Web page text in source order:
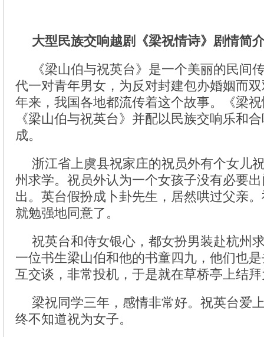
大型民族交响越剧《梁祝情诗》剧情简
《梁山伯与祝英台》是一个美丽的民间
代一对青年男女，为反对封建包办婚姻而
年来，我国各地都流传着这个故事。《梁
《梁山伯与祝英台》并配以民族交响乐和
成。
浙江省上虞县祝家庄的祝员外有个女儿
州求学。祝员外认为一个女孩子没有必要
出。英台假扮成卜卦先生，居然哄过父亲
就勉强地同意了。
祝英台和侍女银心，都女扮男装赴杭州
一位书生梁山伯和他的书童四九，他们也
互交谈，非常投机，于是就在草桥亭上结
梁祝同学三年，感情非常好。祝英台爱
终不知道祝为女子。